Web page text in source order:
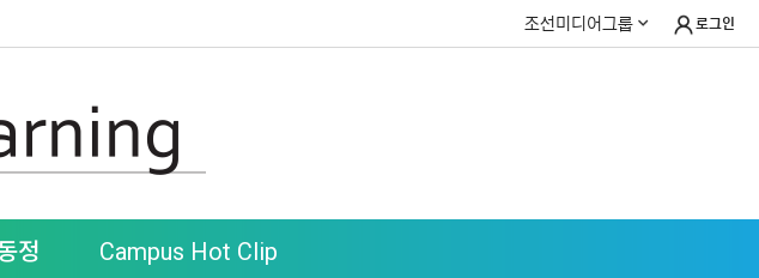
조선미디어그룹 로그인
정 Campus Hot Clip